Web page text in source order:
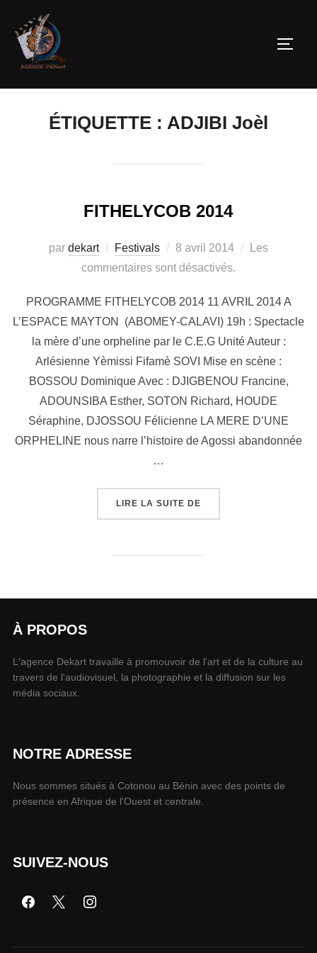
ÉTIQUETTE : ADJIBI Joèl
FITHELYCOB 2014
par dekart Festivals 8 avril 2014
Les
commentaires sont désactivés.
PROGRAMME FITHELYCOB 2014 11 AVRIL 2014 A
L’ESPACE MAYTON (ABOMEY-CALAVI) 19h : Spectacle
la mère d’une orpheline par le C.E.G Unité Auteur :
Arlésienne Yèmissi Fifamè SOVI Mise en scène :
BOSSOU Dominique Avec : DJIGBENOU Francine,
ADOUNSIBA Esther, SOTON Richard, HOUDE
Séraphine, DJOSSOU Félicienne LA MERE D’UNE
ORPHELINE nous narre l’histoire de Agossi abandonnée
…
LIRE LA SUITE DE
À PROPOS
L'agence Dekart travaille à promouvoir de l'art et de la culture au
travers de l'audiovisuel, la photographie et la diffusion sur les
média sociaux.
NOTRE ADRESSE
Nous sommes situés à Cotonou au Bénin avec des points de
présence en Afrique de l'Ouest et centrale.
SUIVEZ-NOUS